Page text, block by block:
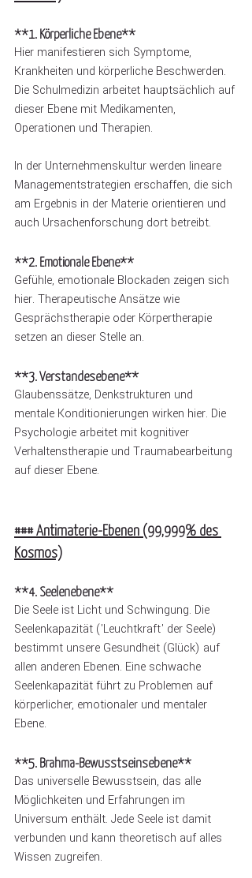
**1. Körperliche Ebene**
Hier manifestieren sich Symptome,
Krankheiten und körperliche Beschwerden.
Die Schulmedizin arbeitet hauptsächlich auf
dieser Ebene mit Medikamenten,
Operationen und Therapien.
In der Unternehmenskultur werden lineare
Managementstrategien erschaffen, die sich
am Ergebnis in der Materie orientieren und
auch Ursachenforschung dort betreibt.
**2. Emotionale Ebene**
Gefühle, emotionale Blockaden zeigen sich
hier. Therapeutische Ansätze wie
Gesprächstherapie oder Körpertherapie
setzen an dieser Stelle an.
**3. Verstandesebene**
Glaubenssätze, Denkstrukturen und
mentale Konditionierungen wirken hier. Die
Psychologie arbeitet mit kognitiver
Verhaltenstherapie und Traumabearbeitung
auf dieser Ebene.
### Antimaterie-Ebenen (99,999% des
Kosmos)
**4. Seelenebene**
Die Seele ist Licht und Schwingung. Die
Seelenkapazität ('Leuchtkraft' der Seele)
bestimmt unsere Gesundheit (Glück) auf
allen anderen Ebenen. Eine schwache
Seelenkapazität führt zu Problemen auf
körperlicher, emotionaler und mentaler
Ebene.
**5. Brahma-Bewusstseinsebene**
Das universelle Bewusstsein, das alle
Möglichkeiten und Erfahrungen im
Universum enthält. Jede Seele ist damit
verbunden und kann theoretisch auf alles
Wissen zugreifen.